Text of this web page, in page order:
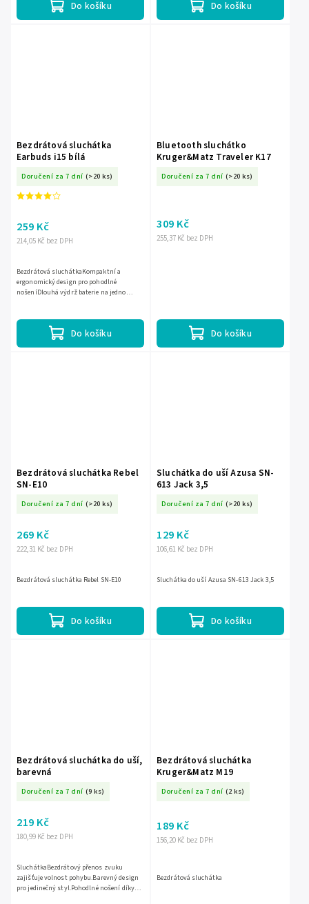
Do košíku Do košíku
Bezdrátová sluchátka
Earbuds i15 bílá
Doručení za 7 dní (>20 ks)
214,05 Kč bez DPH
259 Kč
Do košíku
Bezdrátová sluchátkaKompaktní a
ergonomický design pro pohodlné
nošeníDlouhá výdrž baterie na jedno
Bluetooth sluchátko
Kruger&Matz Traveler K17
Doručení za 7 dní (>20 ks)
255,37 Kč bez DPH
309 Kč
Do košíku
Bezdrátová sluchátka Rebel
SN-E10
Doručení za 7 dní (>20 ks)
222,31 Kč bez DPH
269 Kč
Do košíku
Bezdrátová sluchátka Rebel SN-E10
Sluchátka do uší Azusa SN-
613 Jack 3,5
Doručení za 7 dní (>20 ks)
106,61 Kč bez DPH
129 Kč
Do košíku
Sluchátka do uší Azusa SN-613 Jack 3,5
Bezdrátová sluchátka do uší,
barevná
Doručení za 7 dní (9 ks)
180,99 Kč bez DPH
219 Kč
SluchátkaBezdrátový přenos zvuku
zajišťuje volnost pohybu.Barevný design
pro jedinečný styl.Pohodlné nošení díky
Bezdrátová sluchátka
Kruger&Matz M19
Doručení za 7 dní (2 ks)
156,20 Kč bez DPH
189 Kč
Bezdrátová sluchátka